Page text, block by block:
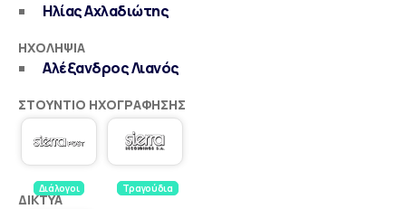
Ηλίας Αχλαδιώτης
ΗΧΟΛΗΨΊΑ
Αλέξανδρος Λιανός
ΣΤΟΎΝΤΙΟ ΗΧΟΓΡΆΦΗΣΗΣ
Διάλογοι Τραγούδια
ΔΊΚΤΥΑ